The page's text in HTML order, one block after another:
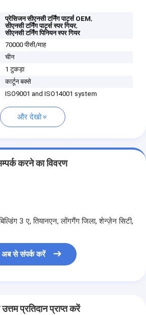
प्रेसिजन सीएनसी टर्निंग पार्ट्स OEM,
सीएनसी टर्निंग पार्ट्स स्पर गियर,
सीएनसी टर्निंग पिनियन स्पर गियर
70000 पीसी/माह
चीन
1 टुकड़ा
कार्टून बक्से
ISO9001 and ISO14001 system
और देखो
करने का विवरण
3 ए, तियानएन, लोंगगैंग जिला, शेन्ज़ेन सिटी,
अब से संपर्क करें
प्रतिदान प्राप्त करें